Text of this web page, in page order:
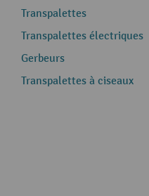
Transpalettes
Transpalettes électriques
Gerbeurs
Transpalettes à ciseaux